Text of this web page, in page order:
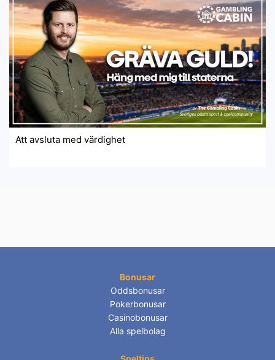
Att avsluta med värdighet
Bonusar
Oddsbonusar
Pokerbonusar
Casinobonusar
Alla spelbolag